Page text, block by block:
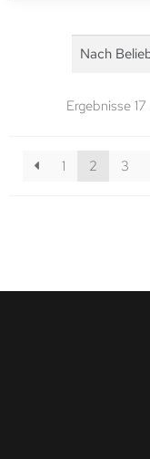
Ergebnisse
1 2 3